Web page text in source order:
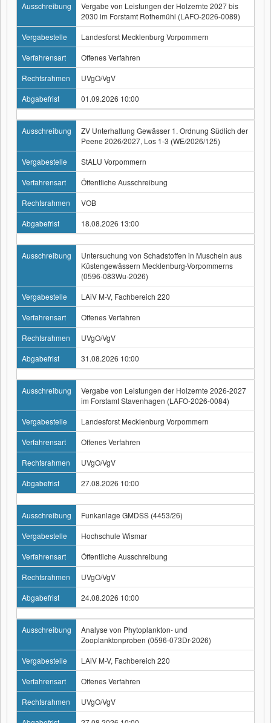
Ausschreibung
Vergabe von Leistungen der Holzernte 2027 bis
2030 im Forstamt Rothemühl (LAFO-2026-0089)
Vergabestelle
Landesforst Mecklenburg Vorpommern
Verfahrensart
Offenes Verfahren
Rechtsrahmen
UVgO/VgV
Abgabefrist
01.09.2026 10:00
Ausschreibung
ZV Unterhaltung Gewässer 1. Ordnung Südlich der
Peene 2026/2027, Los 1-3 (WE/2026/125)
Vergabestelle
StALU Vorpommern
Verfahrensart
Öffentliche Ausschreibung
Rechtsrahmen
VOB
Abgabefrist
18.08.2026 13:00
Ausschreibung
Untersuchung von Schadstoffen in Muscheln aus
Küstengewässern Mecklenburg-Vorpommerns
(0596-083Wu-2026)
Vergabestelle
LAiV M-V, Fachbereich 220
Verfahrensart
Offenes Verfahren
Rechtsrahmen
UVgO/VgV
Abgabefrist
31.08.2026 10:00
Ausschreibung
Vergabe von Leistungen der Holzernte 2026-2027
im Forstamt Stavenhagen (LAFO-2026-0084)
Vergabestelle
Landesforst Mecklenburg Vorpommern
Verfahrensart
Offenes Verfahren
Rechtsrahmen
UVgO/VgV
Abgabefrist
27.08.2026 10:00
Ausschreibung
Funkanlage GMDSS (4453/26)
Vergabestelle
Hochschule Wismar
Verfahrensart
Öffentliche Ausschreibung
Rechtsrahmen
UVgO/VgV
Abgabefrist
24.08.2026 10:00
Ausschreibung
Analyse von Phytoplankton- und
Zooplanktonproben (0596-073Dr-2026)
Vergabestelle
LAiV M-V, Fachbereich 220
Verfahrensart
Offenes Verfahren
Rechtsrahmen
UVgO/VgV